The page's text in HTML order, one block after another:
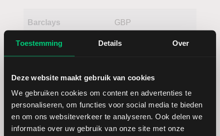
Toestemming Details Over
Deze website maakt gebruik van cookies
We gebruiken cookies om content en advertenties te
personaliseren, om functies voor social media te bieden
en om ons websiteverkeer te analyseren. Ook delen we
informatie over uw gebruik van onze site met onze
Barclays
GBP
Eckert &
Ziegler
Trip.com USD